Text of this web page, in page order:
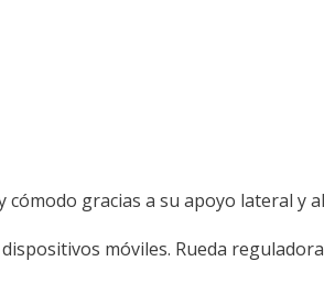
gracias a su apoyo lateral y al
móviles. Rueda reguladora